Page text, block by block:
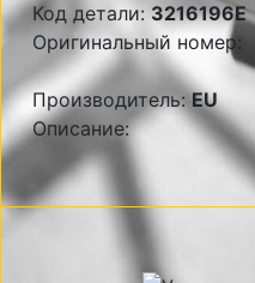
Код детали:3216196E
Оригинальный номер:
Производитель:EU
Описание: